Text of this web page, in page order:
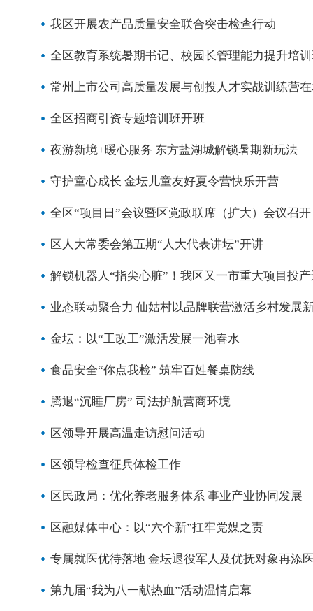
我区开展农产品质量安全联合突击检查行动
全区教育系统暑期书记、校园长管理能力提升培
常州上市公司高质量发展与创投人才实战训练营
全区招商引资专题培训班开班
夜游新境+暖心服务 东方盐湖城解锁暑期新玩法
守护童心成长 金坛儿童友好夏令营快乐开营
全区“项目日”会议暨区党政联席（扩大）会议召开
区人大常委会第五期“人大代表讲坛”开讲
解锁机器人“指尖心脏”！我区又一市重大项目投
业态联动聚合力 仙姑村以品牌联营激活乡村发展
金坛：以“工改工”激活发展一池春水
食品安全“你点我检” 筑牢百姓餐桌防线
腾退“沉睡厂房” 司法护航营商环境
区领导开展高温走访慰问活动
区领导检查征兵体检工作
区民政局：优化养老服务体系 事业产业协同发展
区融媒体中心：以“六个新”扛牢党媒之责
专属就医优待落地 金坛退役军人及优抚对象再添
第九届“我为八一献热血”活动温情启幕